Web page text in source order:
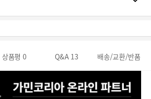
상품평 0 Q&A 13 배송/교환/반품